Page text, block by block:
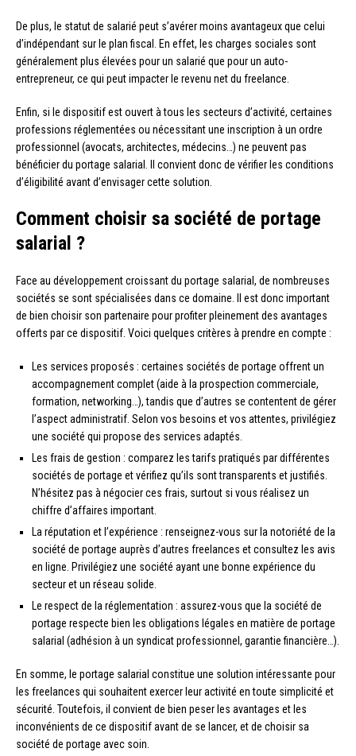
De plus, le statut de salarié peut s’avérer moins avantageux que celui
d’indépendant sur le plan fiscal. En effet, les charges sociales sont
généralement plus élevées pour un salarié que pour un auto-
entrepreneur, ce qui peut impacter le revenu net du freelance.
Enfin, si le dispositif est ouvert à tous les secteurs d’activité, certaines
professions réglementées ou nécessitant une inscription à un ordre
professionnel (avocats, architectes, médecins…) ne peuvent pas
bénéficier du portage salarial. Il convient donc de vérifier les conditions
d’éligibilité avant d’envisager cette solution.
Comment choisir sa société de portage
salarial ?
Face au développement croissant du portage salarial, de nombreuses
sociétés se sont spécialisées dans ce domaine. Il est donc important
de bien choisir son partenaire pour profiter pleinement des avantages
offerts par ce dispositif. Voici quelques critères à prendre en compte :
Les services proposés : certaines sociétés de portage offrent un
accompagnement complet (aide à la prospection commerciale,
formation, networking…), tandis que d’autres se contentent de gérer
l’aspect administratif. Selon vos besoins et vos attentes, privilégiez
une société qui propose des services adaptés.
Les frais de gestion : comparez les tarifs pratiqués par différentes
sociétés de portage et vérifiez qu’ils sont transparents et justifiés.
N’hésitez pas à négocier ces frais, surtout si vous réalisez un
chiffre d’affaires important.
La réputation et l’expérience : renseignez-vous sur la notoriété de la
société de portage auprès d’autres freelances et consultez les avis
en ligne. Privilégiez une société ayant une bonne expérience du
secteur et un réseau solide.
Le respect de la réglementation : assurez-vous que la société de
portage respecte bien les obligations légales en matière de portage
salarial (adhésion à un syndicat professionnel, garantie financière…).
En somme, le portage salarial constitue une solution intéressante pour
les freelances qui souhaitent exercer leur activité en toute simplicité et
sécurité. Toutefois, il convient de bien peser les avantages et les
inconvénients de ce dispositif avant de se lancer, et de choisir sa
société de portage avec soin.